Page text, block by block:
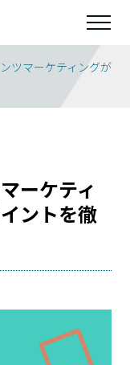
ツマーケティングが
ーケティ
ントを徹